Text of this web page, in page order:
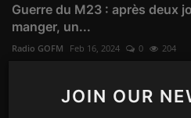
JOIN OUR
Guerre du M23 : après deux
manger, un...
Radio GOFM Feb 16, 2024 0 204